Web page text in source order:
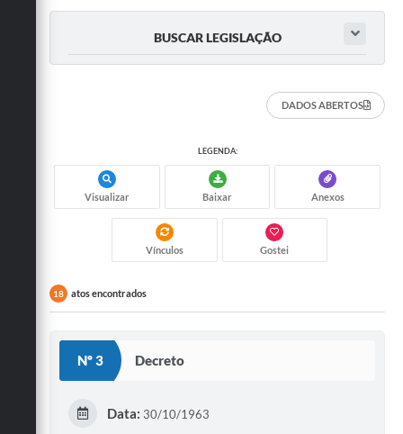
BUSCAR LEGISLAÇÃO
DADOS ABERTOS
LEGENDA:
Visualizar Baixar Anexos
Vínculos Gostei
18 atos encontrados
Nº 3 Decreto
Data: 30/10/1963